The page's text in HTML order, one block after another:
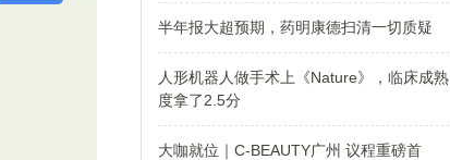
半年报大超预期，药明康德扫清一切质疑
人形机器人做手术上《Nature》，临床成熟
度拿了2.5分
大咖就位｜C-BEAUTY广州 议程重磅首